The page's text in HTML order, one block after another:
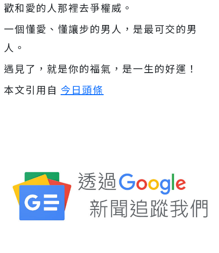
歡和愛的人那裡去爭權威。
一個懂愛、懂讓步的男人，是最可交的男
人。
遇見了，就是你的福氣，是一生的好運！
本文引用自 今日頭條